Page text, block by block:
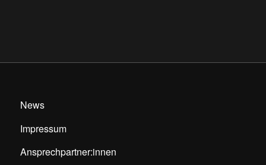
News
Impressum
Ansprechpartner:innen